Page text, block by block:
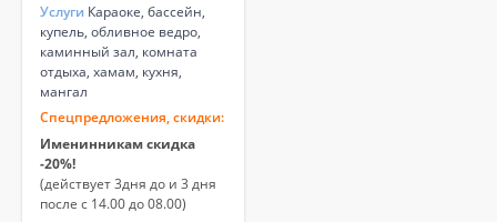
Услуги Караоке, бассейн,
купель, обливное ведро,
каминный зал, комната
отдыха, хамам, кухня,
мангал
Спецпредложения, скидки:
Именинникам скидка
-20%!
(действует 3дня до и 3 дня
после с 14.00 до 08.00)